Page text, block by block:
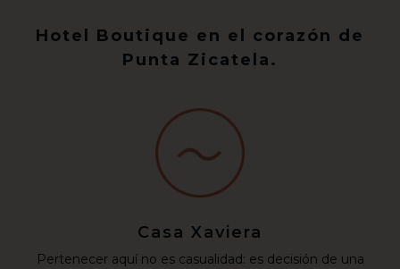
Hotel Boutique en el corazón de
Punta Zicatela.
Casa Xaviera
Pertenecer aquí no es casualidad: es decisión de una